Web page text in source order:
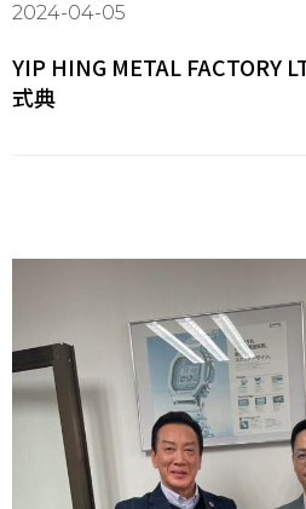
2024-04-05
YIP HING METAL FACTORY
式典